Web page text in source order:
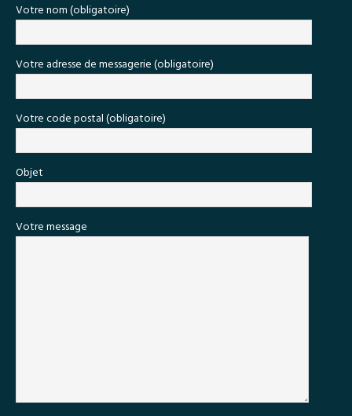
Votre nom (obligatoire)
Votre adresse de messagerie (obligatoire)
Votre code postal (obligatoire)
Objet
Votre message